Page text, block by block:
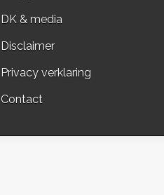
DK & media
Disclaimer
Privacy verklaring
Contact